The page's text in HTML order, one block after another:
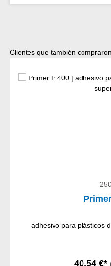
Omitir la galería de productos
Clientes que también compraron
adhesivo para plásticos
40,54 €*